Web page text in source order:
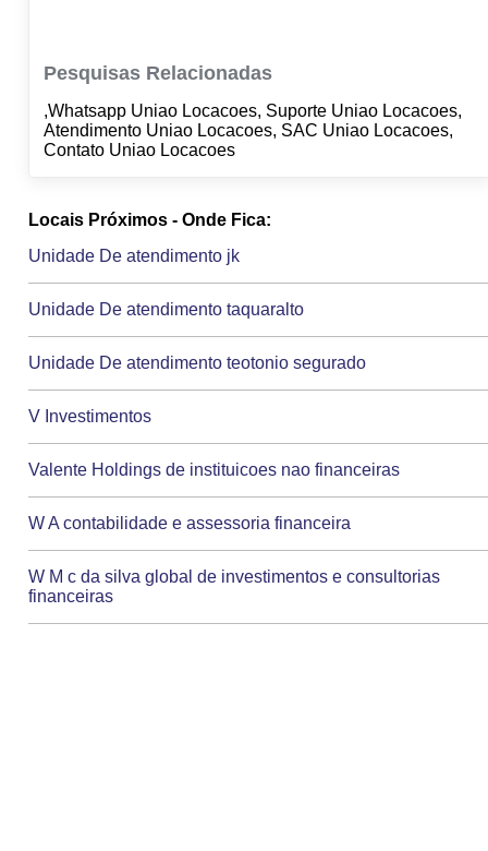
Pesquisas Relacionadas
,Whatsapp Uniao Locacoes, Suporte Uniao Locacoes,
Atendimento Uniao Locacoes, SAC Uniao Locacoes,
Contato Uniao Locacoes
Locais Próximos - Onde Fica:
Unidade De atendimento jk
Unidade De atendimento taquaralto
Unidade De atendimento teotonio segurado
V Investimentos
Valente Holdings de instituicoes nao financeiras
W A contabilidade e assessoria financeira
W M c da silva global de investimentos e consultorias
financeiras